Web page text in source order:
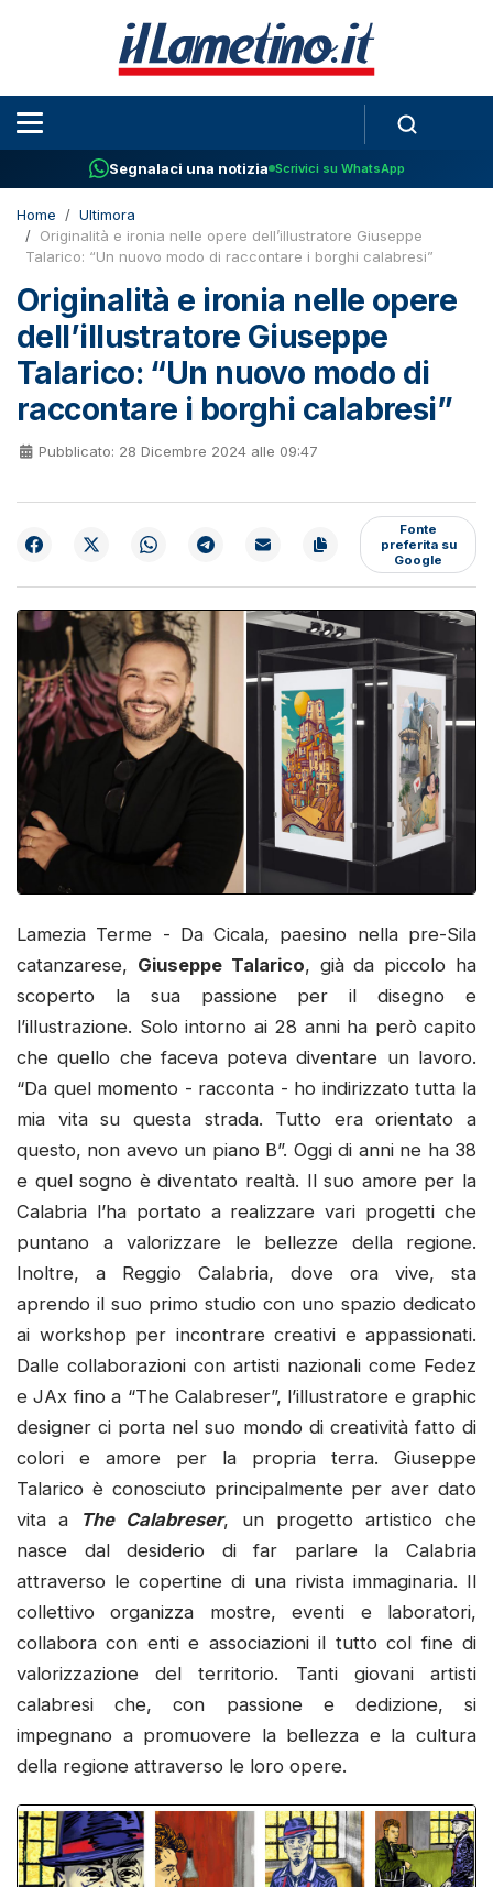
Segnalaci una notizia Scrivici su WhatsApp
Home
Ultimora
Originalità e ironia nelle opere dell’illustratore Giuseppe
Talarico: “Un nuovo modo di raccontare i borghi calabresi”
Originalità e ironia nelle opere
dell’illustratore Giuseppe
Talarico: “Un nuovo modo di
raccontare i borghi calabresi”
Pubblicato: 28 Dicembre 2024 alle 09:47
Fonte
preferita su
Google
Lamezia Terme - Da Cicala, paesino nella pre-Sila
catanzarese, Giuseppe Talarico, già da piccolo ha
scoperto la sua passione per il disegno e
l’illustrazione. Solo intorno ai 28 anni ha però capito
che quello che faceva poteva diventare un lavoro.
“Da quel momento - racconta - ho indirizzato tutta la
mia vita su questa strada. Tutto era orientato a
questo, non avevo un piano B”. Oggi di anni ne ha 38
e quel sogno è diventato realtà. Il suo amore per la
Calabria l’ha portato a realizzare vari progetti che
puntano a valorizzare le bellezze della regione.
Inoltre, a Reggio Calabria, dove ora vive, sta
aprendo il suo primo studio con uno spazio dedicato
ai workshop per incontrare creativi e appassionati.
Dalle collaborazioni con artisti nazionali come Fedez
e JAx fino a “The Calabreser”, l’illustratore e graphic
designer ci porta nel suo mondo di creatività fatto di
colori e amore per la propria terra. Giuseppe
Talarico è conosciuto principalmente per aver dato
vita a
The Calabreser, un progetto artistico che
nasce dal desiderio di far parlare la Calabria
attraverso le copertine di una rivista immaginaria. Il
collettivo organizza mostre, eventi e laboratori,
collabora con enti e associazioni il tutto col fine di
valorizzazione del territorio. Tanti giovani artisti
calabresi che, con passione e dedizione, si
impegnano a promuovere la bellezza e la cultura
della regione attraverso le loro opere.